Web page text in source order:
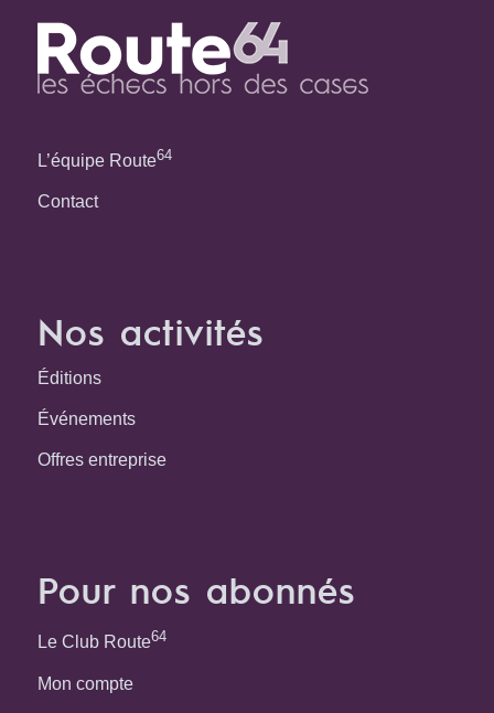
L’équipe Route64
Contact
Nos activités
Éditions
Événements
Offres entreprise
Pour nos abonnés
Le Club Route64
Mon compte